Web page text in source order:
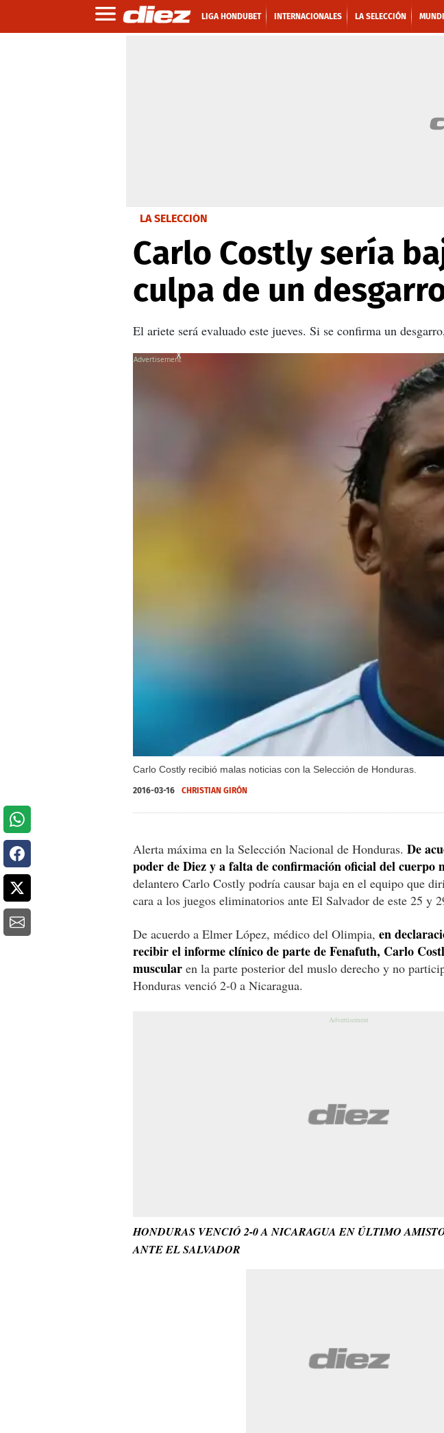
LIGA HONDUBET INTERNACIONALES LA SELECCIÓN
LA SELECCIÓN
Carlo Costly sería
culpa de un
El ariete será evaluado este jueves. Si se confirma un
Carlo Costly recibió malas noticias con la Selección de Honduras.
X
2016-03-16 CHRISTIAN GIRÓN
Alerta máxima en la Selección Nacional de Honduras. De
poder de Diez y a falta de confirmación oficial del cuerpo
delantero Carlo Costly podría causar baja en el equipo que
cara a los juegos eliminatorios ante El Salvador de este 25 y
De acuerdo a Elmer López, médico del Olimpia, en
recibir el informe clínico de parte de Fenafuth, Carlo
muscular en la parte posterior del muslo derecho y no
Honduras venció 2-0 a Nicaragua.
HONDURAS VENCIÓ 2-0 A NICARAGUA EN ÚLTIMO
ANTE EL SALVADOR